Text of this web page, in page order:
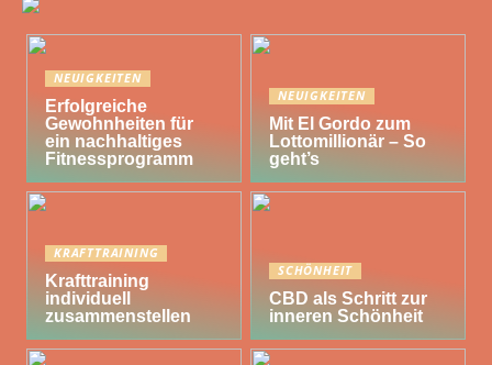
NEUIGKEITEN
Erfolgreiche
Gewohnheiten für
ein nachhaltiges
Fitnessprogramm
NEUIGKEITEN
Mit El Gordo zum
Lottomillionär – So
geht’s
KRAFTTRAINING
Krafttraining
individuell
zusammenstellen
SCHÖNHEIT
CBD als Schritt zur
inneren Schönheit